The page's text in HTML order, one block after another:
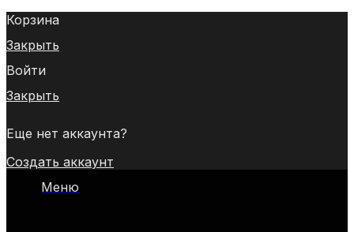
Корзина
Закрыть
Войти
Закрыть
Еще нет аккаунта?
Создать аккаунт
Меню